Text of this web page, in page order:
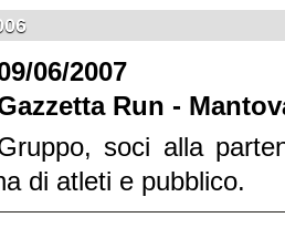
06/2007
Run -
soci alla
di atleti e pubblico.